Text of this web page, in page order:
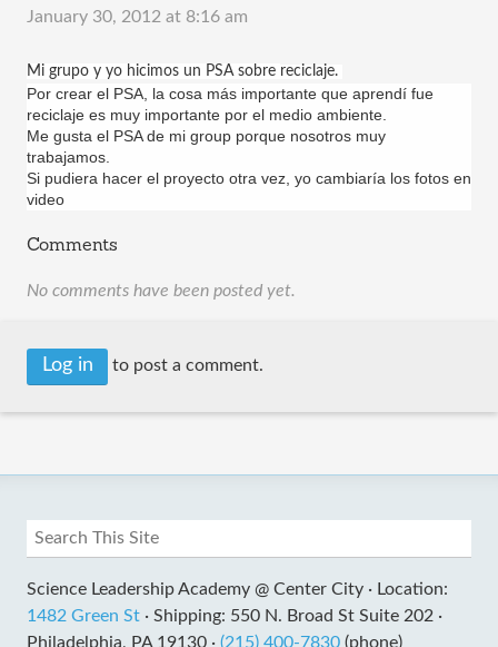
January 30, 2012 at 8:16 am
Mi grupo y yo hicimos un PSA sobre reciclaje.
Por crear el PSA, la cosa más importante que aprendí fue
reciclaje es muy importante por el medio ambiente.
Me gusta el PSA de mi group porque nosotros muy
trabajamos.
Si pudiera hacer el proyecto otra vez, yo cambiaría los fotos en
video
Comments
No comments have been posted yet.
Log in to post a comment.
Science Leadership Academy @ Center City · Location:
1482 Green St · Shipping: 550 N. Broad St Suite 202 ·
Philadelphia, PA 19130 · (215) 400-7830 (phone)